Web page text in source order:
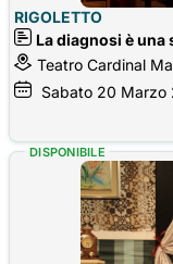
RIGOLETTO
La diagnosi è una
Teatro Cardinal
Sabato 20 Marzo
DISPONIBILE